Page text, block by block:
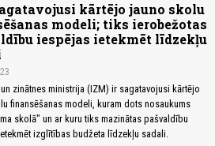
kārtējo jauno skolu
modeli; tiks ierobežotas
iespējas ietekmēt līdzekļu
zinātnes ministrija (IZM) ir sagatavojusi kārtējo
finansēšanas modeli, kuram dots nosaukums
skolā" un ar kuru tiks mazinātas pašvaldību
izglītības budžeta līdzekļu sadali.